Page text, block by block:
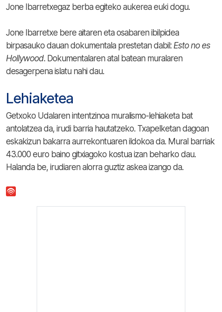
Jone Ibarretxegaz berba egiteko aukerea euki dogu.
Jone Ibarretxe bere aitaren eta osabaren ibilpidea
birpasauko dauan dokumentala prestetan dabil: Esto no es
Hollywood. Dokumentalaren atal batean muralaren
desagerpena islatu nahi dau.
Lehiaketea
Getxoko Udalaren intentzinoa muralismo-lehiaketa bat
antolatzea da, irudi barria hautatzeko. Txapelketan dagoan
eskakizun bakarra aurrekontuaren ildokoa da. Mural barriak
43.000 euro baino gitxiagoko kostua izan beharko dau.
Halanda be, irudiaren alorra guztiz askea izango da.